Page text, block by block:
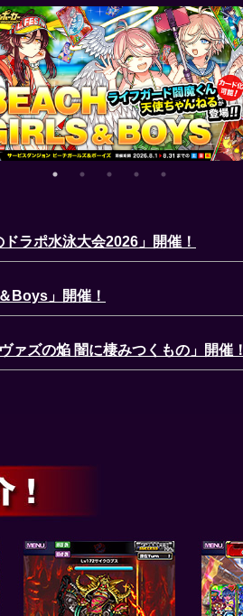
ラポ水泳大会2026」開催！
Boys」開催！
ァズの焔 闇に棲みつくもの」開催！